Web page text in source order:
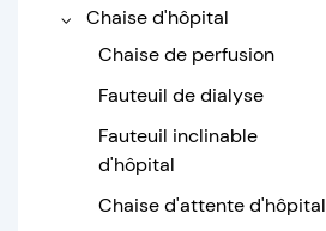
Lit d'hôpital orthopédique
Lit de traction
Lit de soins à domicile
Divan d'examen électrique
Chaise d'escalier
manuelle
Chaise d'escalier
Chaise d'hôpital
Chaise de perfusion
Fauteuil de dialyse
Fauteuil inclinable
d'hôpital
Chaise d'attente d'hôpital